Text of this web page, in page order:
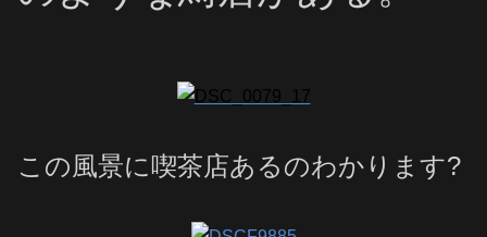
この風景に喫茶店あるのわかります?